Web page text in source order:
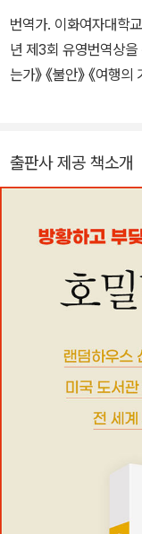
드의 서술은 특히 청춘
약 250,000부가 판매
미국 문학의 걸작으로
로는 인터뷰도 하지 않
대표작으로 <아홉 개
번역가. 이화여자대학
년 제3회 유영번역상을
는가》 《불안》 《여행의
출판사 제공 책소개